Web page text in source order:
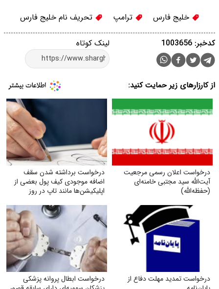
خلیج فارس ترامپ تحریف نام خلیج فارس
لینک کوتاه کدخبر: 1003656
از کارزارهای زیر حمایت کنید:
درخواست اعلان رسمی مرجعیت
آیت‌الله سید مجتبی خامنه‌ای
(حفظه‌الله)
درخواست برداشته شدن سقف
اضافه‌ موجودی کیف پول بعضی از
اپلیکیشن‌ها مانند تاپ در روز
درخواست تمدید مهلت دفاع از
درخواست ابطال پروانه پزشکی